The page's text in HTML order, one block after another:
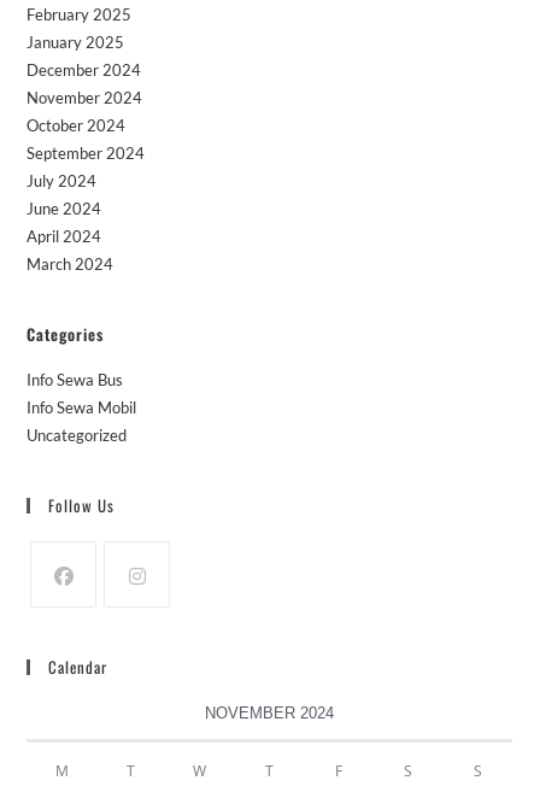
February 2025
January 2025
December 2024
November 2024
October 2024
September 2024
July 2024
June 2024
April 2024
March 2024
Categories
Info Sewa Bus
Info Sewa Mobil
Uncategorized
Follow Us
Calendar
NOVEMBER 2024
M T W T F S S